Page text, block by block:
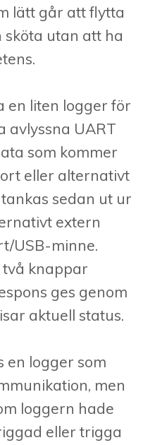
lätt går att flytta
sköta utan att ha
en liten logger för
avlyssna UART
som kommer
eller alternativt
sedan ut ur
extern
USB-minne.
två knappar
ges genom
aktuell status.
en logger som
men
loggern hade
eller trigga